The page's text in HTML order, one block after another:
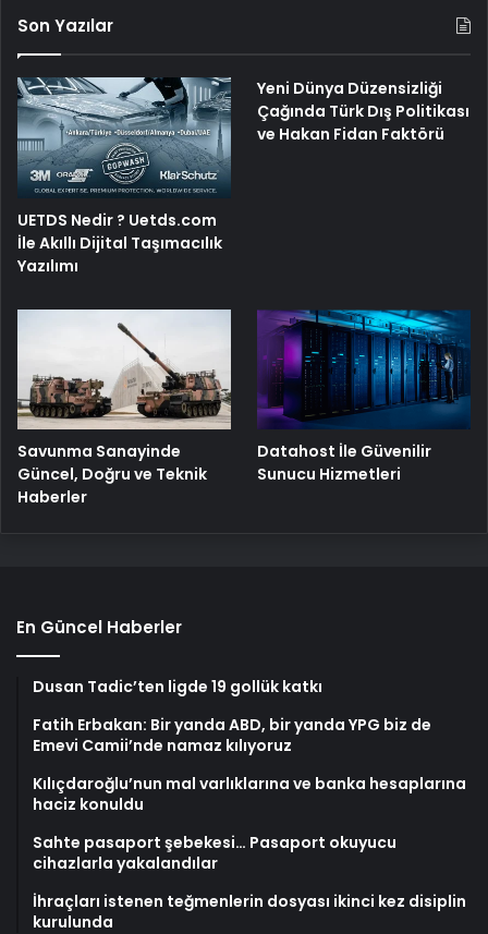
Son Yazılar
UETDS Nedir ? Uetds.com
İle Akıllı Dijital Taşımacılık
Yazılımı
Yeni Dünya Düzensizliği
Çağında Türk Dış Politikası
ve Hakan Fidan Faktörü
Savunma Sanayinde
Güncel, Doğru ve Teknik
Haberler
Datahost İle Güvenilir
Sunucu Hizmetleri
En Güncel Haberler
Dusan Tadic’ten ligde 19 gollük katkı
Fatih Erbakan: Bir yanda ABD, bir yanda YPG biz de
Emevi Camii’nde namaz kılıyoruz
Kılıçdaroğlu’nun mal varlıklarına ve banka hesaplarına
haciz konuldu
Sahte pasaport şebekesi… Pasaport okuyucu
cihazlarla yakalandılar
İhraçları istenen teğmenlerin dosyası ikinci kez disiplin
kurulunda